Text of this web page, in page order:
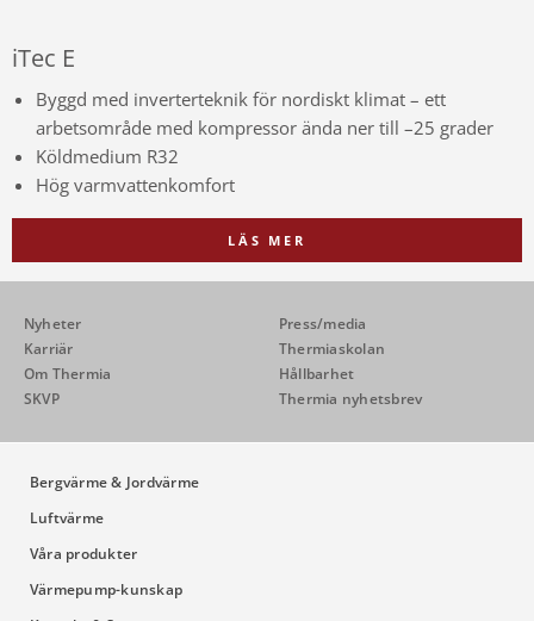
iTec E
Byggd med inverterteknik för nordiskt klimat – ett
arbetsområde med kompressor ända ner till –25 grader
Köldmedium R32
Hög varmvattenkomfort
LÄS MER
Nyheter
Press/media
Karriär
Thermiaskolan
Om Thermia
Hållbarhet
SKVP
Thermia nyhetsbrev
Bergvärme & Jordvärme
Luftvärme
Våra produkter
Värmepump-kunskap